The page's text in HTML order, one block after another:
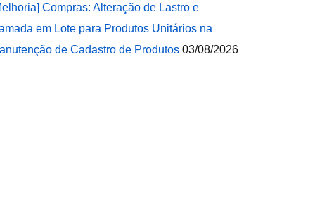
Compras: Alteração de Lastro e
em Lote para Produtos Unitários na
de Cadastro de Produtos 03/08/2026